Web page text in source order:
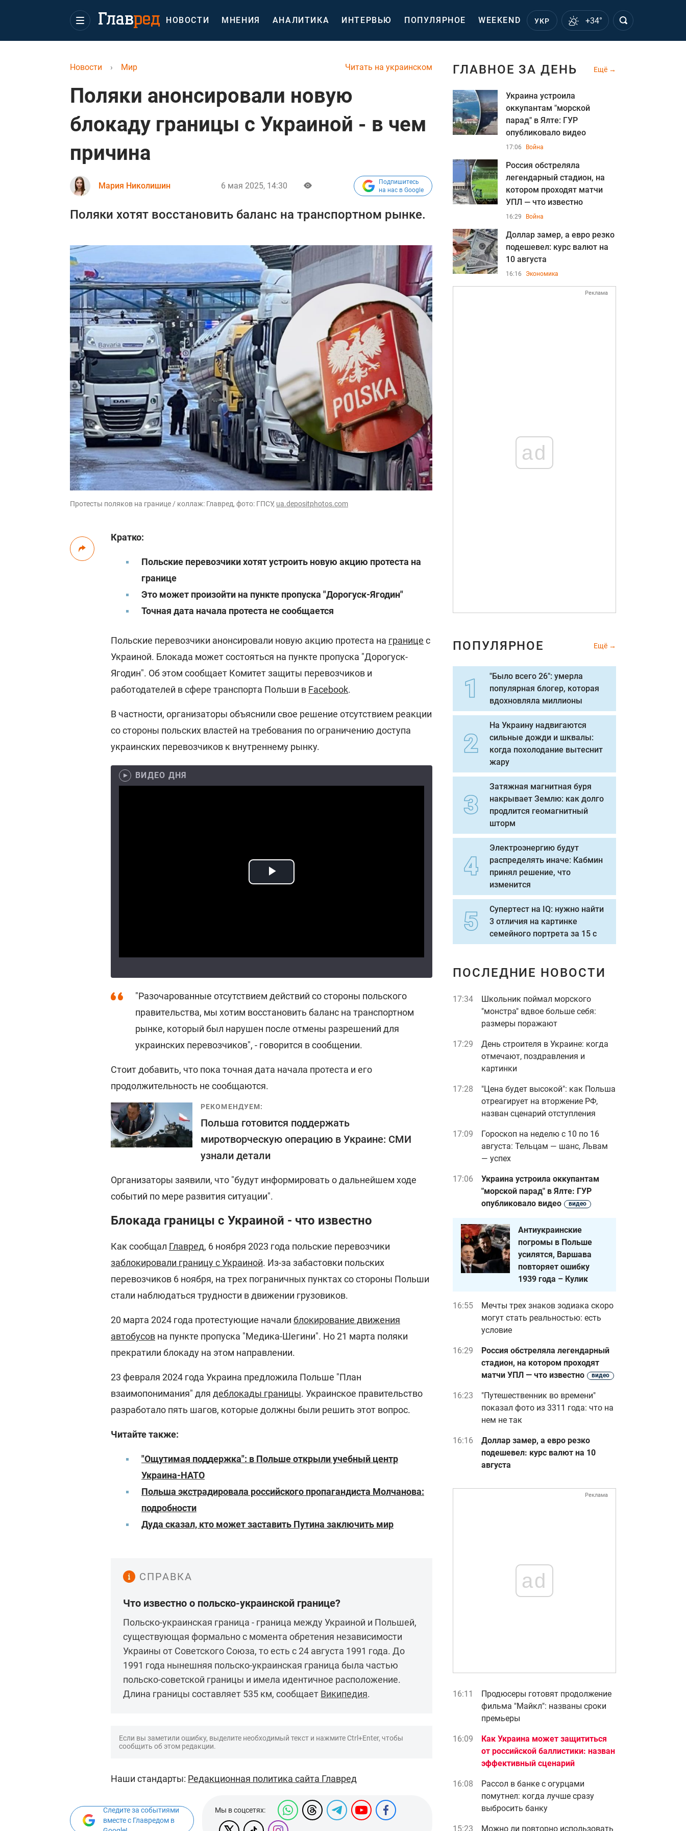
НОВОСТИ МНЕНИЯ АНАЛИТИКА ИНТЕРВЬЮ ПОПУЛЯРНОЕ WEEKEND УКР +34°
Читать на украинском
Новости › Мир
Поляки анонсировали новую
блокаду границы с Украиной - в чем
причина
Мария Николишин 6 мая 2025, 14:30
Подпишитесь
на нас в Google
Поляки хотят восстановить баланс на транспортном рынке.
Протесты поляков на границе / коллаж: Главред, фото: ГПСУ, ua.depositphotos.com
Кратко:
Польские перевозчики хотят устроить новую акцию протеста на
границе
Это может произойти на пункте пропуска "Дорогуск-Ягодин"
Точная дата начала протеста не сообщается
Польские перевозчики анонсировали новую акцию протеста на границе с
Украиной. Блокада может состояться на пункте пропуска "Дорогуск-
Ягодин". Об этом сообщает Комитет защиты перевозчиков и
работодателей в сфере транспорта Польши в Facebook.
В частности, организаторы объяснили свое решение отсутствием реакции
со стороны польских властей на требования по ограничению доступа
украинских перевозчиков к внутреннему рынку.
ВИДЕО ДНЯ
"Разочарованные отсутствием действий со стороны польского
правительства, мы хотим восстановить баланс на транспортном
рынке, который был нарушен после отмены разрешений для
украинских перевозчиков", - говорится в сообщении.
Стоит добавить, что пока точная дата начала протеста и его
продолжительность не сообщаются.
РЕКОМЕНДУЕМ:
Польша готовится поддержать
миротворческую операцию в Украине: СМИ
узнали детали
Организаторы заявили, что "будут информировать о дальнейшем ходе
событий по мере развития ситуации".
Блокада границы с Украиной - что известно
Как сообщал Главред, 6 ноября 2023 года польские перевозчики
заблокировали границу с Украиной. Из-за забастовки польских
перевозчиков 6 ноября, на трех пограничных пунктах со стороны Польши
стали наблюдаться трудности в движении грузовиков.
20 марта 2024 года протестующие начали блокирование движения
автобусов на пункте пропуска "Медика-Шегини". Но 21 марта поляки
прекратили блокаду на этом направлении.
23 февраля 2024 года Украина предложила Польше "План
взаимопонимания" для деблокады границы. Украинское правительство
разработало пять шагов, которые должны были решить этот вопрос.
Читайте также:
"Ощутимая поддержка": в Польше открыли учебный центр
Украина-НАТО
Польша экстрадировала российского пропагандиста Молчанова:
подробности
Дуда сказал, кто может заставить Путина заключить мир
СПРАВКА
Что известно о польско-украинской границе?
Польско-украинская граница - граница между Украиной и Польшей,
существующая формально с момента обретения независимости
Украины от Советского Союза, то есть с 24 августа 1991 года. До
1991 года нынешняя польско-украинская граница была частью
польско-советской границы и имела идентичное расположение.
Длина границы составляет 535 км, сообщает Википедия.
Если вы заметили ошибку, выделите необходимый текст и нажмите Ctrl+Enter, чтобы
сообщить об этом редакции.
Наши стандарты: Редакционная политика сайта Главред
Следите за событиями
вместе с Главредом в
Мы в соцсетях:
ГЛАВНОЕ ЗА ДЕНЬ Ещё
Украина устроила
оккупантам "морской
парад" в Ялте: ГУР
опубликовало видео
17:06 Война
Россия обстреляла
легендарный стадион, на
котором проходят матчи
УПЛ — что известно
16:29 Война
Доллар замер, а евро резко
подешевел: курс валют на
10 августа
16:16 Экономика
Реклама
ad
ПОПУЛЯРНОЕ Ещё
"Было всего 26": умерла
популярная блогер, которая
вдохновляла миллионы
На Украину надвигаются
сильные дожди и шквалы:
когда похолодание вытеснит
жару
Затяжная магнитная буря
накрывает Землю: как долго
продлится геомагнитный
шторм
Электроэнергию будут
распределять иначе: Кабмин
принял решение, что
изменится
Супертест на IQ: нужно найти
3 отличия на картинке
семейного портрета за 15 с
ПОСЛЕДНИЕ НОВОСТИ
17:34
Школьник поймал морского
"монстра" вдвое больше себя:
размеры поражают
17:29
День строителя в Украине: когда
отмечают, поздравления и
картинки
17:28
"Цена будет высокой": как Польша
отреагирует на вторжение РФ,
назван сценарий отступления
17:09
Гороскоп на неделю с 10 по 16
августа: Тельцам — шанс, Львам
— успех
17:06
Украина устроила оккупантам
"морской парад" в Ялте: ГУР
опубликовало видео
видео
Антиукраинские
погромы в Польше
усилятся, Варшава
повторяет ошибку
1939 года – Кулик
16:55
Мечты трех знаков зодиака скоро
могут стать реальностью: есть
условие
16:29
Россия обстреляла легендарный
стадион, на котором проходят
матчи УПЛ — что известно
видео
16:23
"Путешественник во времени"
показал фото из 3311 года: что на
нем не так
16:16
Доллар замер, а евро резко
подешевел: курс валют на 10
августа
Реклама
ad
16:11
Продюсеры готовят продолжение
фильма "Майкл": названы сроки
премьеры
16:09
Как Украина может защититься
от российской баллистики: назван
эффективный сценарий
16:08
Рассол в банке с огурцами
помутнел: когда лучше сразу
выбросить банку
15:23 Можно ли повторно использовать